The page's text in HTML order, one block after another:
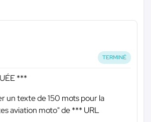
TERMINÉ
***
un texte de 150 mots pour la
aviation moto" de*** URL